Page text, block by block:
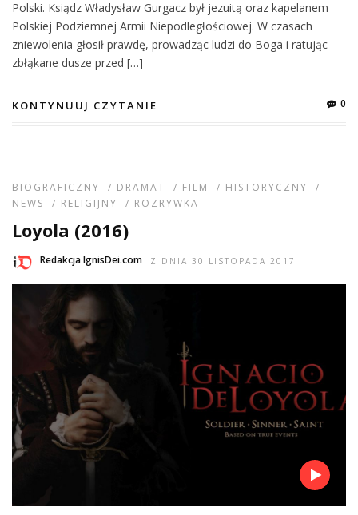
Polski. Ksiądz Władysław Gurgacz był jezuitą oraz kapelanem
Polskiej Podziemnej Armii Niepodległościowej. W czasach
zniewolenia głosił prawdę, prowadząc ludzi do Boga i ratując
zbłąkane dusze przed […]
KONTYNUUJ CZYTANIE 0
BIOGRAFICZNY / DRAMAT / FILM / HISTORYCZNY
/
NEWS
/ RELIGIJNY / ROZRYWKA
Loyola (2016)
Redakcja IgnisDei.com Z DNIA 30 LISTOPADA 2017